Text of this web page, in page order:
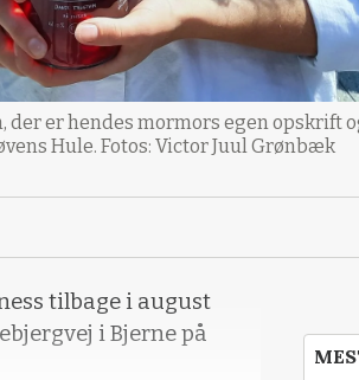
er hendes mormors egen opskrift
Hule. Fotos: Victor Juul Grønbæk
tilbage i august
i Bjerne på